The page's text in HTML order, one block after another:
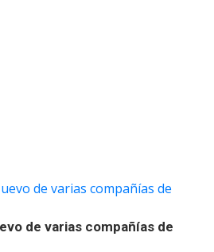
de varias compañías de